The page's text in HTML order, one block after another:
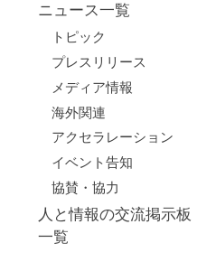
ニュース一覧
トピック
プレスリリース
メディア情報
海外関連
アクセラレーション
イベント告知
協賛・協力
人と情報の交流掲示板
一覧